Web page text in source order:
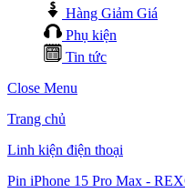
Hàng Giảm Giá
Phụ kiện
Tin tức
Close Menu
Trang chủ
Linh kiện điện thoại
Pin iPhone 15 Pro Max -